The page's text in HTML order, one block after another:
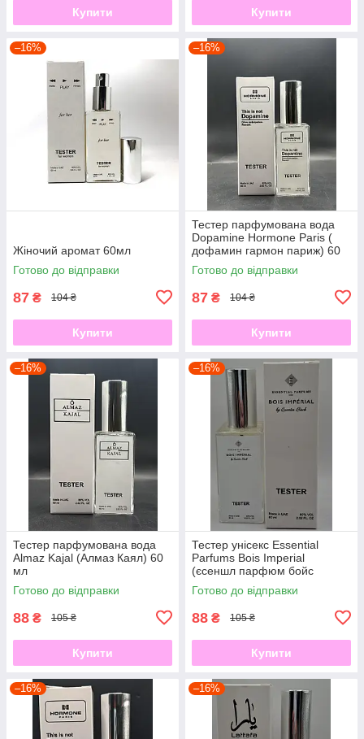
Купити Купити
–16%
Жіночий аромат 60мл
Готово до відправки
87 ₴ 104 ₴
Купити
–16%
Тестер парфумована вода
Dopamine Hormone Paris (
дофамин гармон париж) 60
мл
Готово до відправки
87 ₴ 104 ₴
Купити
–16%
Тестер парфумована вода
Almaz Kajal (Алмаз Каял) 60
мл
Готово до відправки
88 ₴ 105 ₴
Купити
–16%
Тестер унісекс Essential
Parfums Bois Imperial
(єсеншл парфюм бойс
империал) 60 мл
Готово до відправки
88 ₴ 105 ₴
Купити
–16% –16%